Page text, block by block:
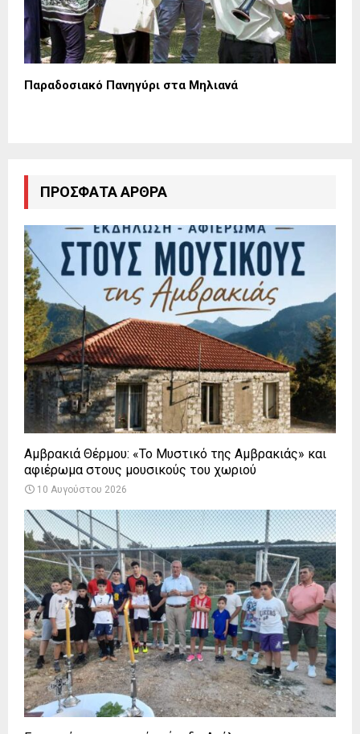
Παραδοσιακό Πανηγύρι στα Μηλιανά
ΠΡΌΣΦΑΤΑ ΆΡΘΡΑ
Αμβρακιά Θέρμου: «Το Μυστικό της Αμβρακιάς» και
αφιέρωμα στους μουσικούς του χωριού
10 Αυγούστου 2026